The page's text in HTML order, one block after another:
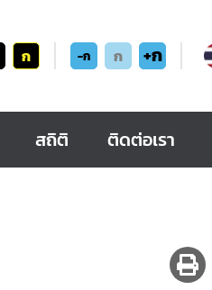
ก -ก ก +ก
สถิติ ติดต่อเรา